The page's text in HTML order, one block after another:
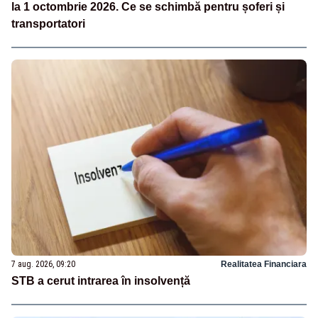
la 1 octombrie 2026. Ce se schimbă pentru șoferi și
transportatori
7 aug. 2026, 09:20 Realitatea Financiara
STB a cerut intrarea în insolvență